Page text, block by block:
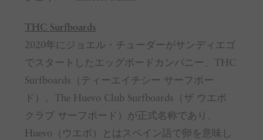
THC Surfboards
2020年にジョエル・チューダーがサンディエゴ
でスタートしたエッグボードカンパニー、THC
Surfboards（ティーエイチシー サーフボー
ド）。The Huevo Club Surfboards（ザ ウエボ
クラブ サーフボード）が正式名称であり、
Huevo（ウエボ）とはスペイン語で卵を意味し